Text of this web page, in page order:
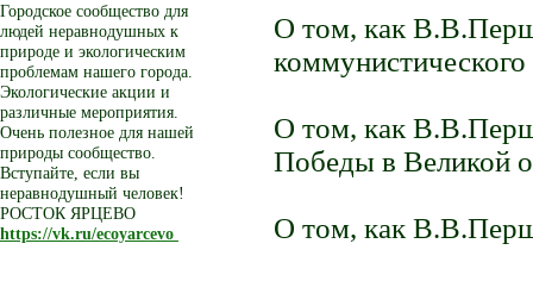
О том, как
О том, как
Победы в Великой
О том, как
Городское сообщество для
людей неравнодушных к
природе и экологическим
проблемам нашего города.
Экологические акции и
различные мероприятия.
Очень полезное для нашей
природы сообщество.
Вступайте, если вы
неравнодушный человек!
РОСТОК ЯРЦЕВО
https://vk.ru/ecoyarcevo